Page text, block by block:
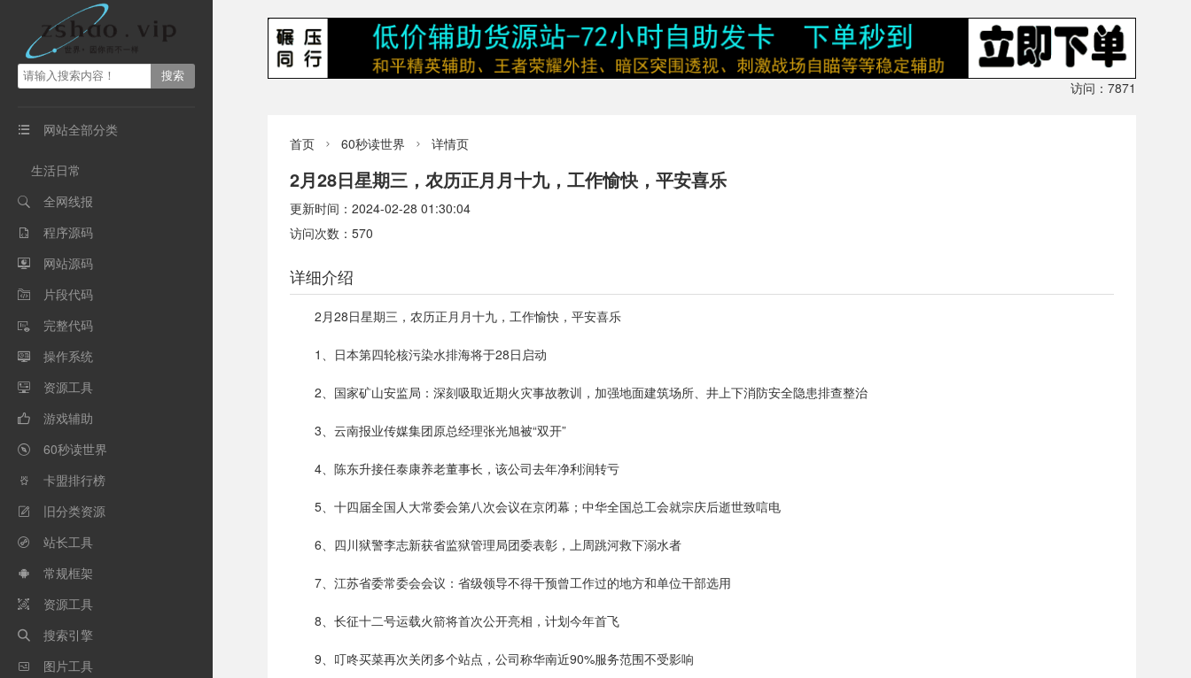
 网站全部分类
生活日常
 全网线报
 程序源码
 网站源码
 片段代码
 完整代码
 操作系统
 资源工具
 游戏辅助
 60秒读世界
 卡盟排行榜
 旧分类资源
 站长工具
 常规框架
 资源工具
 搜索引擎
 图片工具
访问：7871
首页  60秒读世界  详情页
2月28日星期三，农历正月月十九，工作愉快，平安喜乐
更新时间：2024-02-28 01:30:04
访问次数：570
详细介绍
2月28日星期三，农历正月月十九，工作愉快，平安喜乐
1、日本第四轮核污染水排海将于28日启动
2、国家矿山安监局：深刻吸取近期火灾事故教训，加强地面建筑场所、井上下消防安全隐患排查整治
3、云南报业传媒集团原总经理张光旭被“双开”
4、陈东升接任泰康养老董事长，该公司去年净利润转亏
5、十四届全国人大常委会第八次会议在京闭幕；中华全国总工会就宗庆后逝世致唁电
6、四川狱警李志新获省监狱管理局团委表彰，上周跳河救下溺水者
7、江苏省委常委会会议：省级领导不得干预曾工作过的地方和单位干部选用
8、长征十二号运载火箭将首次公开亮相，计划今年首飞
9、叮咚买菜再次关闭多个站点，公司称华南近90%服务范围不受影响